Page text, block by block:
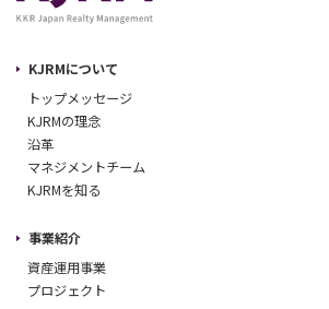
KJRMについて
トップメッセージ
KJRMの理念
沿革
マネジメントチーム
KJRMを知る
事業紹介
資産運用事業
プロジェクト